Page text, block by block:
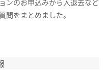
問をまとめました。